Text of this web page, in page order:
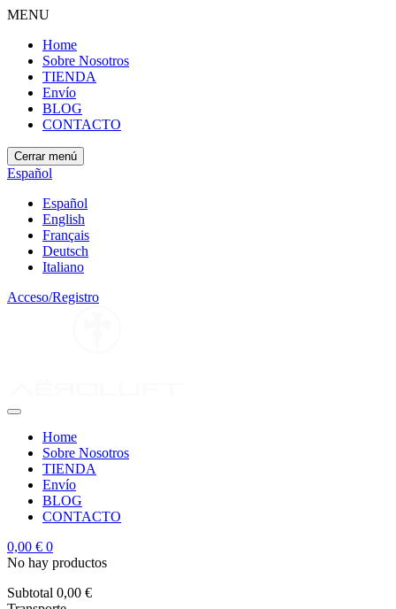
MENU
Home
Sobre Nosotros
TIENDA
Envío
BLOG
CONTACTO
Cerrar menú
Español
Español
English
Français
Deutsch
Italiano
Acceso/Registro
Home
Sobre Nosotros
TIENDA
Envío
BLOG
CONTACTO
0,00 € 0
No hay productos
Subtotal 0,00 €